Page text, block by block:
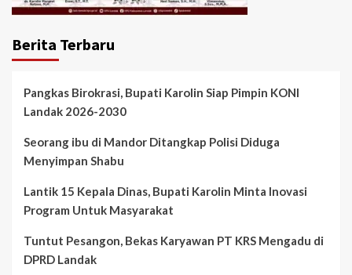
Berita Terbaru
Pangkas Birokrasi, Bupati Karolin Siap Pimpin KONI
Landak 2026-2030
Seorang ibu di Mandor Ditangkap Polisi Diduga
Menyimpan Shabu
Lantik 15 Kepala Dinas, Bupati Karolin Minta Inovasi
Program Untuk Masyarakat
Tuntut Pesangon, Bekas Karyawan PT KRS Mengadu di
DPRD Landak